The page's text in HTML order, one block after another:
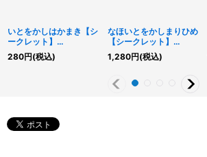
いとをかしはかまき【シ
ークレット】
{RD/AP01-JP023}
《RD魔法》
280円(税込)
なほいとをかしまりひめ
【シークレット】
{RD/AP01-JP015}
《RDリチュアル》
1,280円(税込)